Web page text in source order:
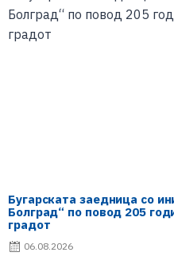
Бугарската заедница со
Болград“ по повод 205
градот
06.08.2026